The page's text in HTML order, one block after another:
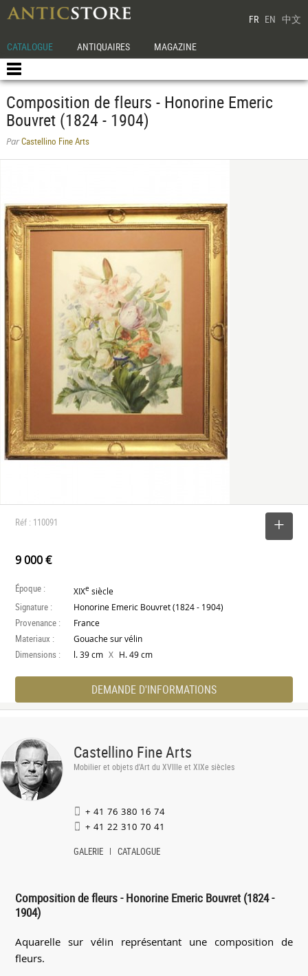
FR EN 中文
CATALOGUE ANTIQUAIRES MAGAZINE
Composition de fleurs - Honorine Emeric
Bouvret (1824 - 1904)
ParCastellino Fine Arts
Réf : 110091
9 000 €
Époque : XIXe siècle
Signature : Honorine Emeric Bouvret (1824 - 1904)
Provenance : France
Materiaux : Gouache sur vélin
Dimensions : l. 39 cm X H. 49 cm
DEMANDE D'INFORMATIONS
Castellino Fine Arts
Mobilier et objets d'Art du XVIIIe et XIXe siècles
+ 41 76 380 16 74
+ 41 22 310 70 41
GALERIE CATALOGUE
Composition de fleurs - Honorine Emeric Bouvret (1824 -
1904)
Aquarelle sur vélin représentant une composition de
fleurs.